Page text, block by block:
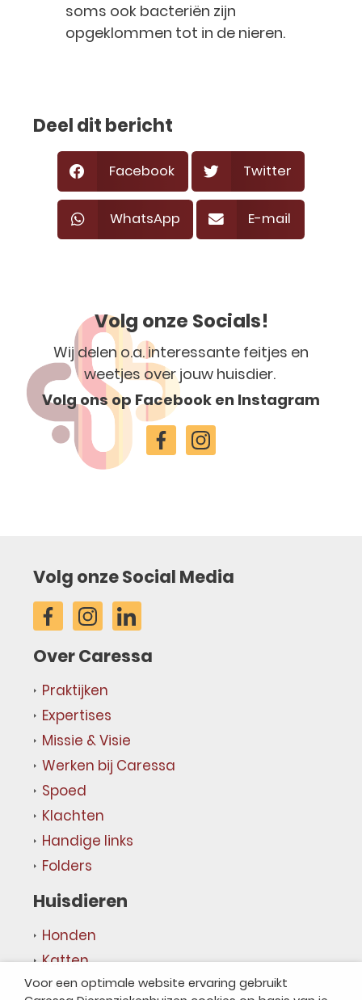
soms ook bacteriën zijn
opgeklommen tot in de nieren.
Deel dit bericht
Facebook Twitter
WhatsApp E-mail
Volg onze Socials!
Wij delen o.a. interessante feitjes en
weetjes over jouw huisdier.
Volg ons op Facebook en Instagram
Volg onze Social Media
Over Caressa
Praktijken
Expertises
Missie & Visie
Werken bij Caressa
Spoed
Klachten
Handige links
Folders
Huisdieren
Honden
Katten
Overige dieren
Voor een optimale website ervaring gebruikt